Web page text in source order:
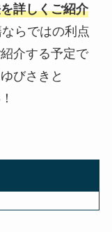
詳しくご紹介
らではの利点
介する予定で
びさきと